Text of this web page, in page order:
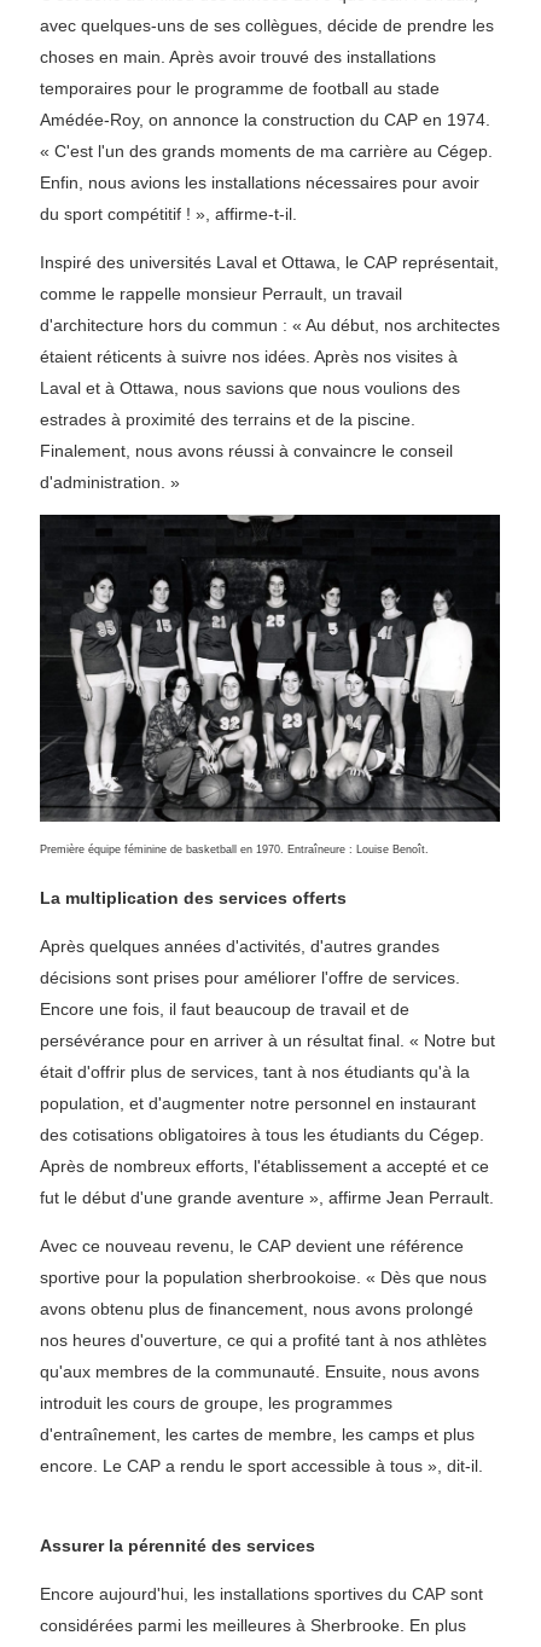
avec quelques-uns de ses collègues, décide de prendre les
choses en main. Après avoir trouvé des installations
temporaires pour le programme de football au stade
Amédée-Roy, on annonce la construction du CAP en 1974.
« C'est l'un des grands moments de ma carrière au Cégep.
Enfin, nous avions les installations nécessaires pour avoir
du sport compétitif ! », affirme-t-il.
Inspiré des universités Laval et Ottawa, le CAP représentait,
comme le rappelle monsieur Perrault, un travail
d'architecture hors du commun : « Au début, nos architectes
étaient réticents à suivre nos idées. Après nos visites à
Laval et à Ottawa, nous savions que nous voulions des
estrades à proximité des terrains et de la piscine.
Finalement, nous avons réussi à convaincre le conseil
d'administration. »
Première équipe féminine de basketball en 1970. Entraîneure : Louise Benoît.
La multiplication des services offerts
Après quelques années d'activités, d'autres grandes
décisions sont prises pour améliorer l'offre de services.
Encore une fois, il faut beaucoup de travail et de
persévérance pour en arriver à un résultat final. « Notre but
était d'offrir plus de services, tant à nos étudiants qu'à la
population, et d'augmenter notre personnel en instaurant
des cotisations obligatoires à tous les étudiants du Cégep.
Après de nombreux efforts, l'établissement a accepté et ce
fut le début d'une grande aventure », affirme Jean Perrault.
Avec ce nouveau revenu, le CAP devient une référence
sportive pour la population sherbrookoise. « Dès que nous
avons obtenu plus de financement, nous avons prolongé
nos heures d'ouverture, ce qui a profité tant à nos athlètes
qu'aux membres de la communauté. Ensuite, nous avons
introduit les cours de groupe, les programmes
d'entraînement, les cartes de membre, les camps et plus
encore. Le CAP a rendu le sport accessible à tous », dit-il.
Assurer la pérennité des services
Encore aujourd'hui, les installations sportives du CAP sont
considérées parmi les meilleures à Sherbrooke. En plus